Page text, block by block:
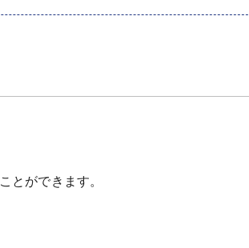
とができます。